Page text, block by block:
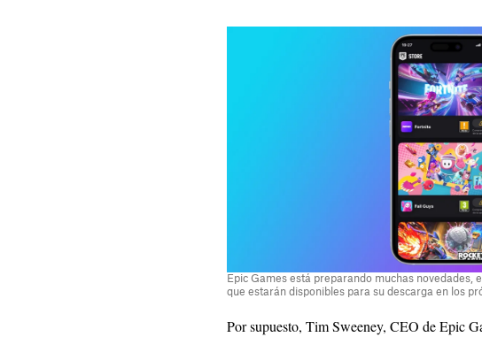
Epic Games está preparando muchas novedades,
que estarán disponibles para su descarga en los
Por supuesto, Tim Sweeney, CEO de Epic